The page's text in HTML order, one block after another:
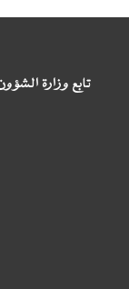
تابع وزارة